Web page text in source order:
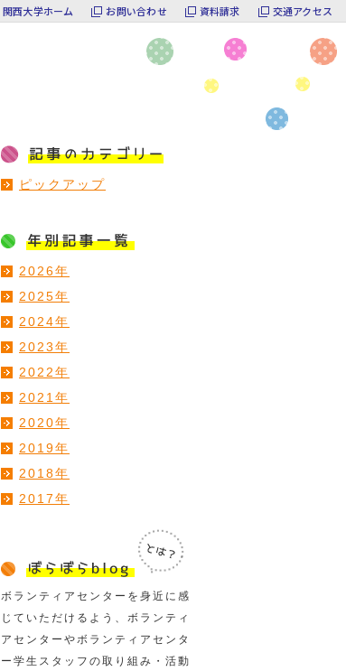
関西大学ホーム お問い合わせ 資料請求 交通アクセス
ピックアップ
2026年
2025年
2024年
2023年
2022年
2021年
2020年
2019年
2018年
2017年
ボランティアセンターを身近に感
じていただけるよう、ボランティ
アセンターやボランティアセンタ
ー学生スタッフの取り組み・活動